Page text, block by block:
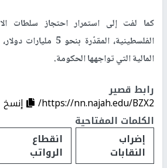
كما لفت إلى استمرار احتجاز سلطات
الفلسطينية، المقدّرة
المالية التي تواجهها الحكومة.
رابط قصير
https://nn.najah.edu/BZX2/
إنسخ
الكلمات المفتاحية
إضراب
النقابات
انقطاع
الرواتب